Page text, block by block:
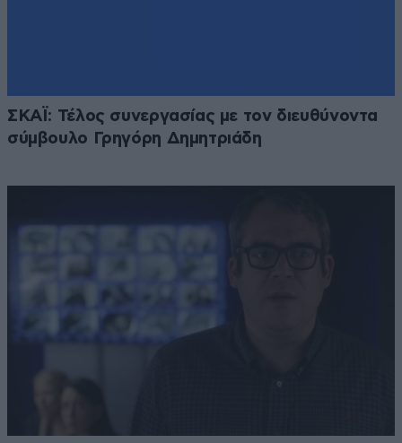
ΣΚΑΪ: Τέλος συνεργασίας με τον διευθύνοντα
σύμβουλο Γρηγόρη Δημητριάδη